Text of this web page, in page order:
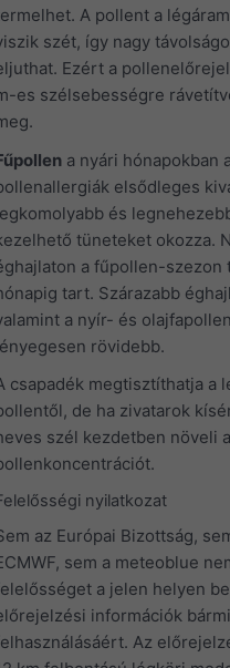
A pollent a
szét, így nagy
Ezért a
es szélsebességre
a nyári hónapokban
elsődleges
és
tüneteket okozza.
a fűpollen-szezon
tart. Szárazabb
a nyír- és
rövidebb.
csapadék megtisztíthatja a
de ha zivatarok
szél kezdetben növeli a
nyilatkozat
az Európai Bizottság,
sem a meteoblue
a jelen helyen
információk
Az